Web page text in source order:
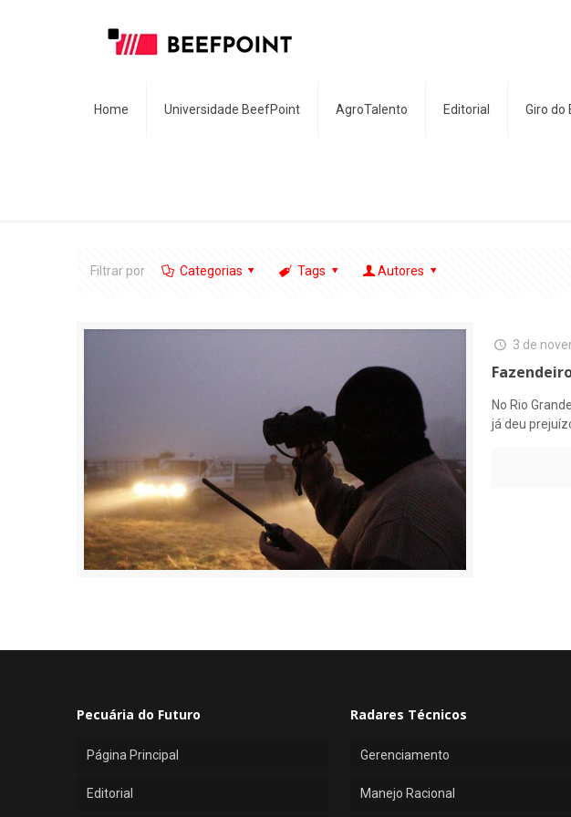
Home Universidade BeefPoint AgroTalento Editorial Giro do
Filtrar por Categorias Tags Autores
3 de
No Rio
já deu
Pecuária do Futuro
Página Principal
Editorial
Radares Técnicos
Gerenciamento
Manejo Racional